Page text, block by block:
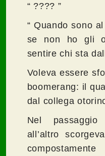
“ ???? ”
“ Quando sono
se non ho gli
sentire chi sta
Voleva essere
boomerang: il
dal collega
Nel
all’altro